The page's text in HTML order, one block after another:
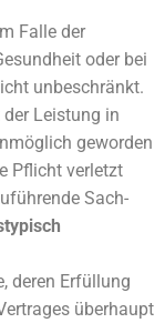
Falle der
oder bei
unbeschränkt.
Leistung in
geworden
Pflicht verletzt
Sach-
deren Erfüllung
überhaupt